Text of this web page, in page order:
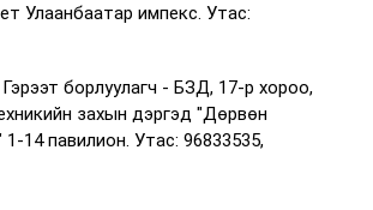
Улаанбаатар импекс. Утас:
Гэрээт борлуулагч - БЗД, 17-р хороо,
захын дэргэд "Дөрвөн
1-14 павилион. Утас: 96833535,